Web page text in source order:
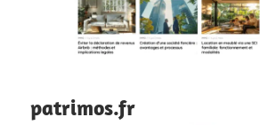
patrimos.fr